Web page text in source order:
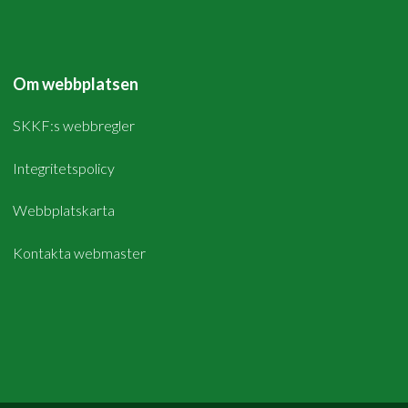
Om webbplatsen
SKKF:s webbregler
Integritetspolicy
Webbplatskarta
Kontakta webmaster